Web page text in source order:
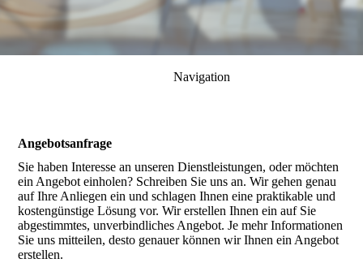
Navigation
Angebotsanfrage
Sie haben Interesse an unseren Dienstleistungen, oder möchten
ein Angebot einholen? Schreiben Sie uns an. Wir gehen genau
auf Ihre Anliegen ein und schlagen Ihnen eine praktikable und
kostengünstige Lösung vor. Wir erstellen Ihnen ein auf Sie
abgestimmtes, unverbindliches Angebot. Je mehr Informationen
Sie uns mitteilen, desto genauer können wir Ihnen ein Angebot
erstellen.